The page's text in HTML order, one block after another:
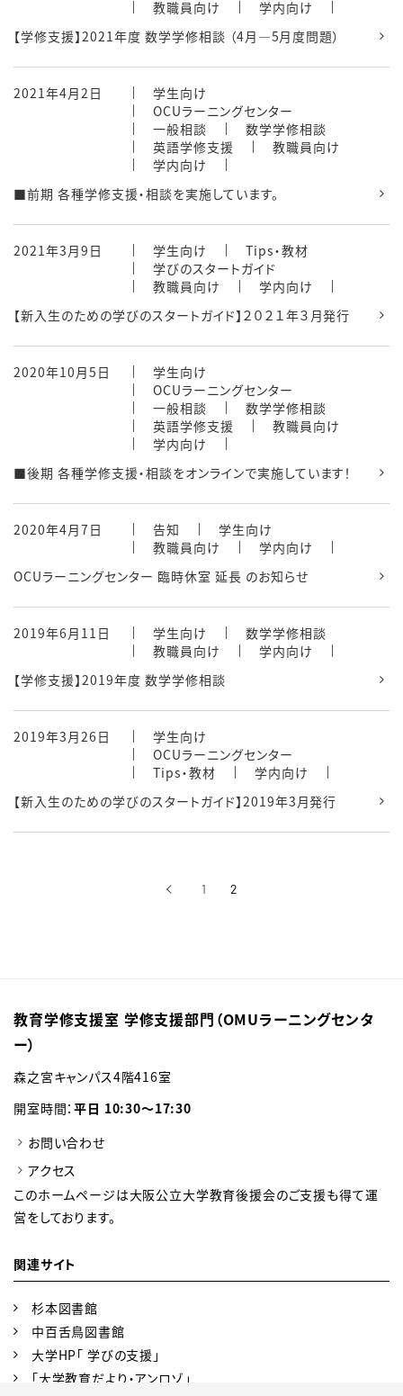
教職員向け
学内向け
【学修支援】2021年度 数学学修相談 （4月―5月度問題）
2021年4月2日
学生向け
OCUラーニングセンター
一般相談
数学学修相談
英語学修支援
教職員向け
学内向け
■前期 各種学修支援・相談を実施しています。
2021年3月9日 学生向け
Tips・教材
学びのスタートガイド
教職員向け
学内向け
【新入生のための学びのスタートガイド】２０２１年３月発行
2020年10月5日
学生向け
OCUラーニングセンター
一般相談
数学学修相談
英語学修支援
教職員向け
学内向け
■後期 各種学修支援・相談をオンラインで実施しています！
2020年4月7日 告知
学生向け
教職員向け
学内向け
OCUラーニングセンター 臨時休室 延長 のお知らせ
2019年6月11日 学生向け
数学学修相談
教職員向け
学内向け
【学修支援】2019年度 数学学修相談
2019年3月26日
学生向け
OCUラーニングセンター
Tips・教材
学内向け
【新入生のための学びのスタートガイド】2019年3月発行
‹前へ 1 2
教育学修支援室 学修支援部門（OMUラーニングセンタ
ー）
森之宮キャンパス4階416室
開室時間：平日 10:30～17:30
お問い合わせ
アクセス
このホームページは大阪公立大学教育後援会のご支援も得て運
営をしております。
関連サイト
杉本図書館
中百舌鳥図書館
大学HP「 学びの支援」
「大学教育だより・アンロゾ」